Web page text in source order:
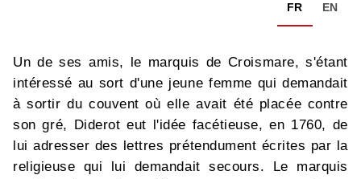
FR EN
Un de ses amis, le marquis de Croismare, s'étant
intéressé au sort d'une jeune femme qui demandait
à sortir du couvent où elle avait été placée contre
son gré, Diderot eut l'idée facétieuse, en 1760, de
lui adresser des lettres prétendument écrites par la
religieuse qui lui demandait secours. Le marquis